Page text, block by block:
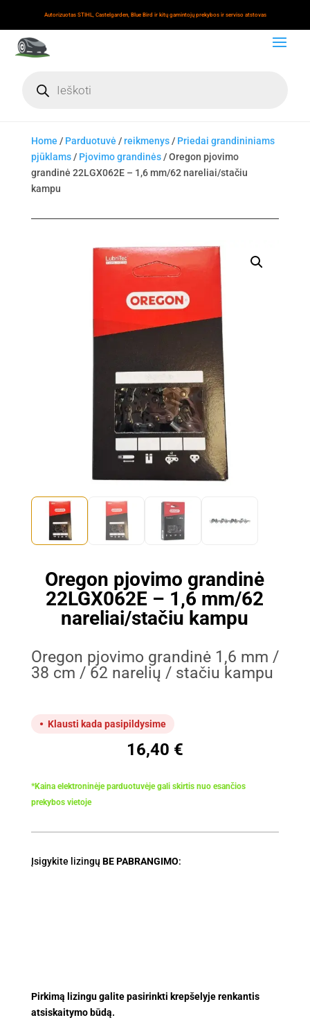
Autorizuotas STIHL, Castelgarden, Blue Bird ir kitų gamintojų prekybos ir serviso atstovas
search
Home / Parduotuvė /reikmenys/ Priedai grandininiams
pjūklams/ Pjovimo grandinės/ Oregon pjovimo
grandinė 22LGX062E – 1,6 mm/62 nareliai/stačiu
kampu
Oregon pjovimo grandinė
22LGX062E – 1,6 mm/62
nareliai/stačiu kampu
Oregon pjovimo grandinė 1,6 mm /
38 cm / 62 narelių / stačiu kampu
Klausti kada pasipildysime
16,40 €
*Kaina elektroninėje parduotuvėje gali skirtis nuo esančios
prekybos vietoje
Įsigykite lizingų BE PABRANGIMO:
Pirkimą lizingu galite pasirinkti krepšelyje renkantis
atsiskaitymo būdą.